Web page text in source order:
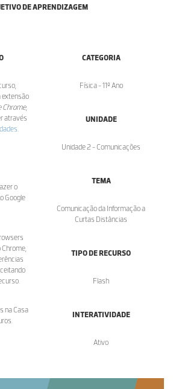
DE APRENDIZAGEM
extensão
Chrome,
através
o
Google
Chrome,
na Casa
CATEGORIA
Física - 11º Ano
UNIDADE
Unidade 2 - Comunicações
TEMA
Comunicação da Informação a
Curtas Distâncias
TIPO DE RECURSO
Flash
INTERATIVIDADE
Ativo